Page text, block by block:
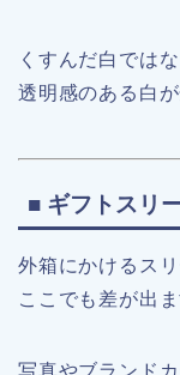
くすんだ白ではな
透明感のある白
■ ギフトスリ
外箱にかけるスリ
ここでも差が出ま
写真やブランド